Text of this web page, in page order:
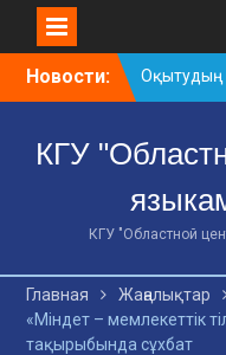
Новости:
Оқытудың
дағдылар
АХМЕТ
ОҚЫТУШЫ-
облыстық
КГУ
КГУ "Областной
Главная
Жаңалықтар
«Міндет – мемлекеттік
тақырыбында сұхбат